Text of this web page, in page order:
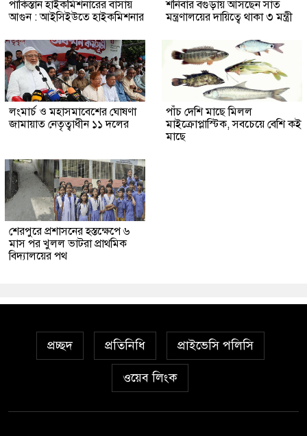
পাকিস্তান হাইকমিশনারের বাসায়
আগুন : আইসিইউতে হাইকমিশনার
শনিবার বগুড়ায় আসছেন সাত
মন্ত্রণালয়ের দায়িত্বে থাকা ৩ মন্ত্রী
লংমার্চ ও মহাসমাবেশের ঘোষণা
জামায়াত নেতৃত্বাধীন ১১ দলের
পাঁচ দেশি মাছে মিলল
মাইক্রোপ্লাস্টিক, সবচেয়ে বেশি কই
মাছে
শেরপুরে প্রশাসনের হস্তক্ষেপে ৬
মাস পর খুলল ভাটরা প্রাথমিক
বিদ্যালয়ের পথ
প্রচ্ছদ প্রতিনিধি প্রাইভেসি পলিসি
ওয়েব লিংক